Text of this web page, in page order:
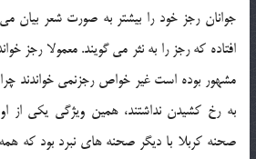
جوانان رجز خود را بيشتر به صورت شعر بيان
افتاده که رجز را به نثر مي گويند. معمولا رجز
مشهور بوده است غير خواص رجزنمي خواندند
به رخ کشيدن نداشتند، همين ويژگي يکي از
صحنه کربلا با ديگر صحنه هاي نبرد بود که